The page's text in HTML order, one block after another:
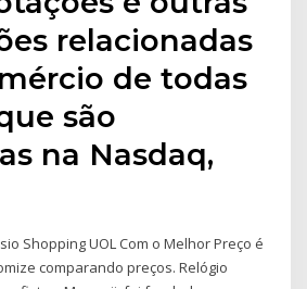
relacionadas
de todas
são
na Nasdaq,
Shopping UOL Com o Melhor Preço é
comparando preços. Relógio